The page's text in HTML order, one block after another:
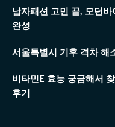
남자패션 고민 끝, 모던
완성
서울특별시 기후 격차 해
비타민E 효능 궁금해서
후기